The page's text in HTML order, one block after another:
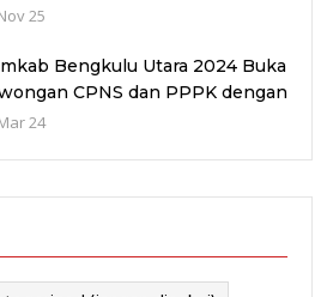
di Bawah Wilayah Balai
25
Bengkulu Utara 2024 Buka
CPNS dan PPPK dengan
Formasi yang Menurun
24